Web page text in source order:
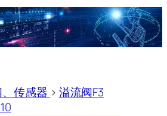
传感器 > 溢流阀F3